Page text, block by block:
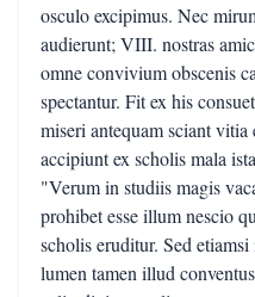
osculo excipimus. Nec
audierunt; VIII. nostras
omne convivium obscenis
spectantur. Fit ex his
miseri antequam sciant vitia
accipiunt ex scholis mala
"Verum in studiis magis
prohibet esse illum nescio
scholis eruditur. Sed
lumen tamen illud